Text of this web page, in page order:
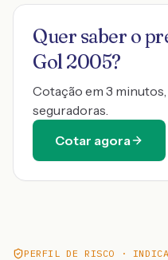
Quer saber o
Gol 2005?
Cotação em 3
seguradoras.
Cotar agora
PERFIL DE RISCO ·